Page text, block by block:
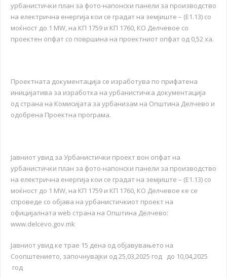
урбанистички план за фото-напонски панели за производство
на електрична енергија кои се градат на земјиште – (Е1.13) со
моќност до 1 MW, на КП 1759 и КП 1760, КО Делчевое со
проектен опфат со површина на проектниот опфат од 0,52 ха.
Проектната документација се изработува по прифатена
иницијатива за изработка на урбанистичка документација
од страна на Комисијата за урбанизам на Општина Делчево и
одобрена Проектна програма.
Јавниот увид за Урбанистички проект вон опфат на
урбанистички план за фото-напонски панели за производство
на електрична енергија кои се градат на земјиште – (Е1.13) со
моќност до 1 MW, на КП 1759 и КП 1760, КО Делчевое ке се
спроведе со објава на урбанистичкиот проект на
официјалната web страна на Општина Делчево:
www.delcevo.gov.mk
Јавниот увид ке трае 15 дена од објавувањето на
Соопштението, започнувајки од 25,03,2025 год до 10,04,2025
год